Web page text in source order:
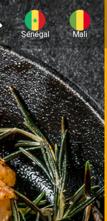
Sénégal Mali